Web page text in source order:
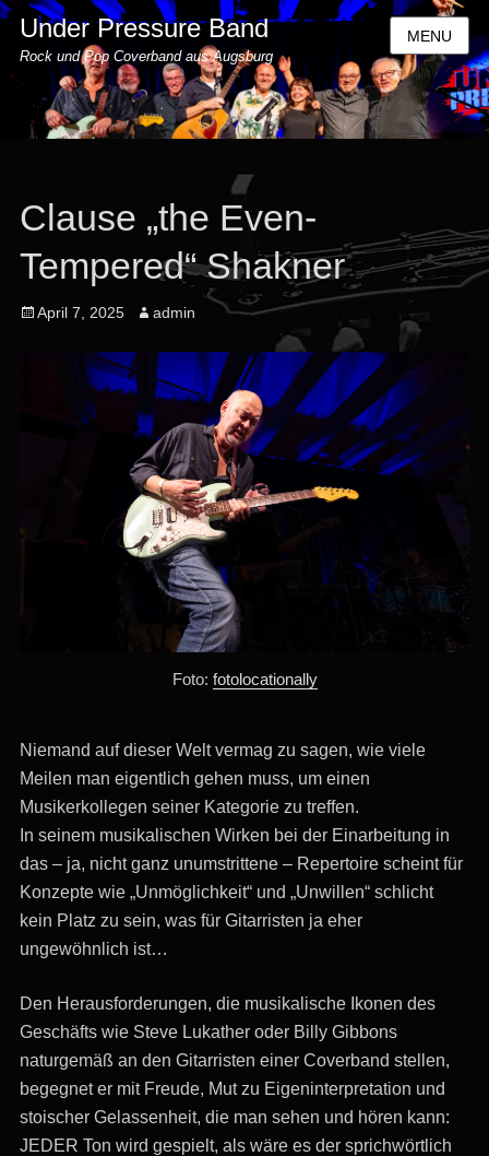
Under Pressure Band
Rock und Pop Coverband aus Augsburg
MENU
Clause „the Even-
Tempered“ Shakner
Posted
April 7, 2025 Author
admin
Foto: fotolocationally
Niemand auf dieser Welt vermag zu sagen, wie viele
Meilen man eigentlich gehen muss, um einen
Musikerkollegen seiner Kategorie zu treffen.
In seinem musikalischen Wirken bei der Einarbeitung in
das – ja, nicht ganz unumstrittene – Repertoire scheint für
Konzepte wie „Unmöglichkeit“ und „Unwillen“ schlicht
kein Platz zu sein, was für Gitarristen ja eher
ungewöhnlich ist…
Den Herausforderungen, die musikalische Ikonen des
Geschäfts wie Steve Lukather oder Billy Gibbons
naturgemäß an den Gitarristen einer Coverband stellen,
begegnet er mit Freude, Mut zu Eigeninterpretation und
stoischer Gelassenheit, die man sehen und hören kann:
JEDER Ton wird gespielt, als wäre es der sprichwörtlich